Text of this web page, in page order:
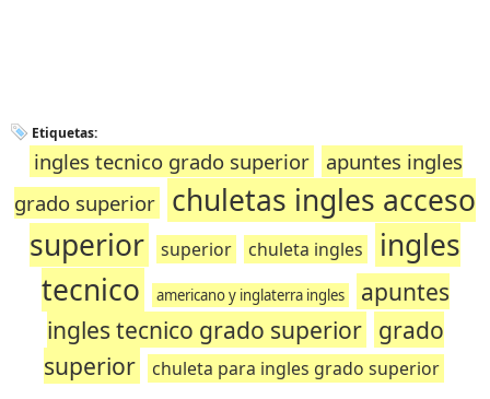
Etiquetas:
ingles tecnico grado superior
apuntes ingles
grado superior
chuletas ingles acceso
superior
superior chuleta ingles
ingles
tecnico
americano y inglaterra ingles
apuntes
ingles tecnico grado superior grado
superior
chuleta para ingles grado superior